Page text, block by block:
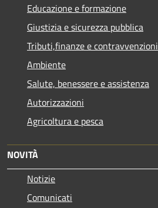
Educazione e formazione
Giustizia e sicurezza pubblica
Tributi,finanze e contravvenzioni
Ambiente
Salute, benessere e assistenza
Autorizzazioni
Agricoltura e pesca
NOVITÀ
Notizie
Comunicati